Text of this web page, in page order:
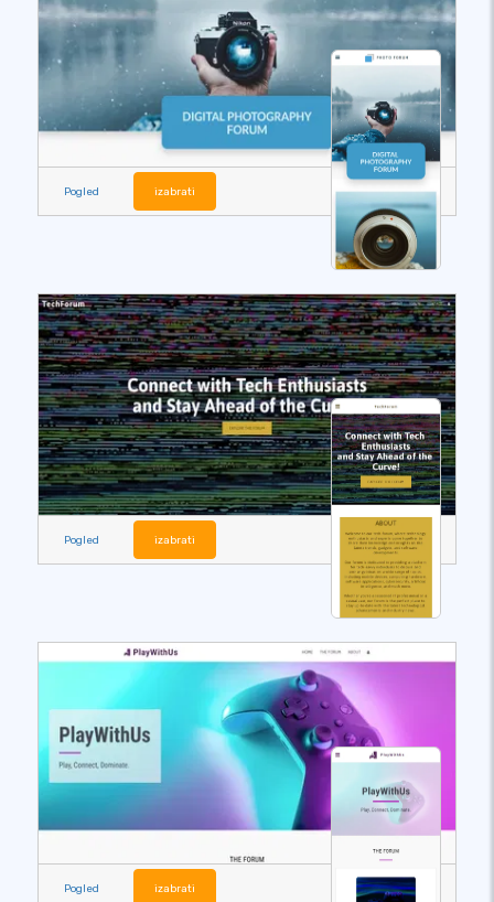
Pogled izabrati
Pogled izabrati
Pogled izabrati